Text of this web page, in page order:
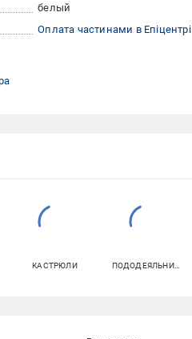
белый
Оплата частинами в Епіцентрі
КАСТРЮЛИ ПОДОДЕЯЛЬНИКИ